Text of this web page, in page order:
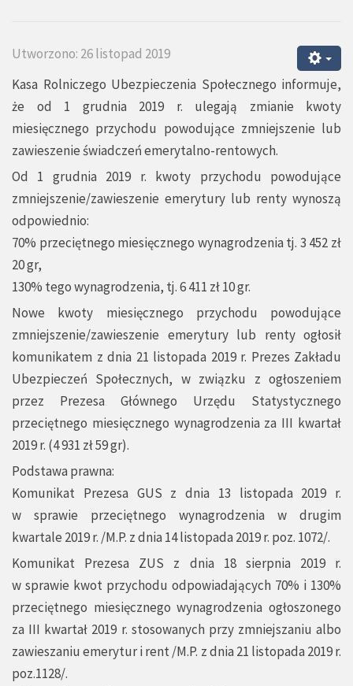
Utworzono: 26 listopad 2019
Kasa Rolniczego Ubezpieczenia Społecznego informuje,
że od 1 grudnia 2019 r. ulegają zmianie kwoty
miesięcznego przychodu powodujące zmniejszenie lub
zawieszenie świadczeń emerytalno-rentowych.
Od 1 grudnia 2019 r. kwoty przychodu powodujące
zmniejszenie/zawieszenie emerytury lub renty wynoszą
odpowiednio:
70% przeciętnego miesięcznego wynagrodzenia tj. 3 452 zł
20 gr,
130% tego wynagrodzenia, tj. 6 411 zł 10 gr.
Nowe kwoty miesięcznego przychodu powodujące
zmniejszenie/zawieszenie emerytury lub renty ogłosił
komunikatem z dnia 21 listopada 2019 r. Prezes Zakładu
Ubezpieczeń Społecznych, w związku z ogłoszeniem
przez Prezesa Głównego Urzędu Statystycznego
przeciętnego miesięcznego wynagrodzenia za III kwartał
2019 r. (4 931 zł 59 gr).
Podstawa prawna:
Komunikat Prezesa GUS z dnia 13 listopada 2019 r.
w sprawie przeciętnego wynagrodzenia w drugim
kwartale 2019 r. /M.P. z dnia 14 listopada 2019 r. poz. 1072/.
Komunikat Prezesa ZUS z dnia 18 sierpnia 2019 r.
w sprawie kwot przychodu odpowiadających 70% i 130%
przeciętnego miesięcznego wynagrodzenia ogłoszonego
za III kwartał 2019 r. stosowanych przy zmniejszaniu albo
zawieszaniu emerytur i rent /M.P. z dnia 21 listopada 2019 r.
poz.1128/.